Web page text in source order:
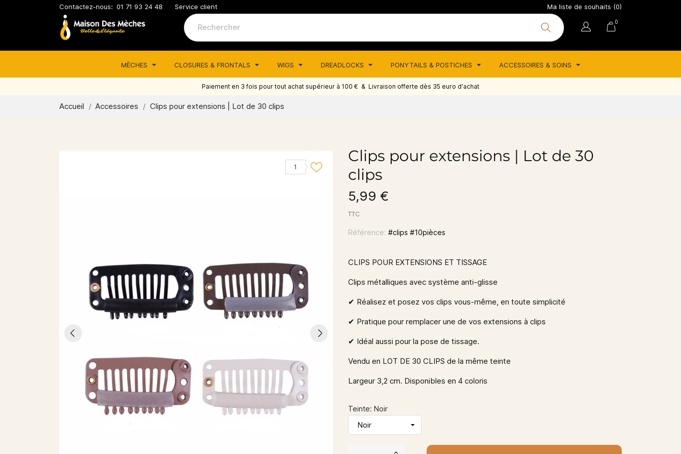
Contactez-nous: 01 71 93 24 48 Service client Ma liste de souhaits (0)
Paiement en 3 fois pour tout achat supérieur à 100 € & Livraison offerte dès 35 euro d'achat
MÈCHES CLOSURES & FRONTALS WIGS DREADLOCKS PONYTAILS & POSTICHES ACCESSOIRES & SOINS
0
Accueil Accessoires Clips pour extensions | Lot de 30 clips
1
Clips pour extensions | Lot de 30
clips
5,99 €
TTC
Référence: #clips #10pièces
CLIPS POUR EXTENSIONS ET TISSAGE
Clips métalliques avec système anti-glisse
✔︎ Réalisez et posez vos clips vous-même, en toute simplicité
✔︎ Pratique pour remplacer une de vos extensions à clips
✔︎ Idéal aussi pour la pose de tissage.
Vendu en LOT DE 30 CLIPS de la même teinte
Largeur 3,2 cm. Disponibles en 4 coloris
Teinte: Noir